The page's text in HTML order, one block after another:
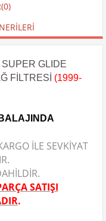
(0)
GLIDE
FİLTRESİ (1999-
İLE SEVKİYAT
SATIŞI
.